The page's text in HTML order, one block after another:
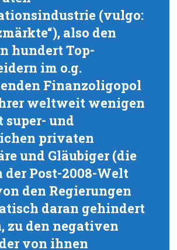
(vulgo:
also den
hundert Top-
im o.g.
Finanzoligopol
weltweit wenigen
super- und
privaten
und Gläubiger (die
der Post-2008-Welt
den Regierungen
daran gehindert
zu den negativen
von ihnen